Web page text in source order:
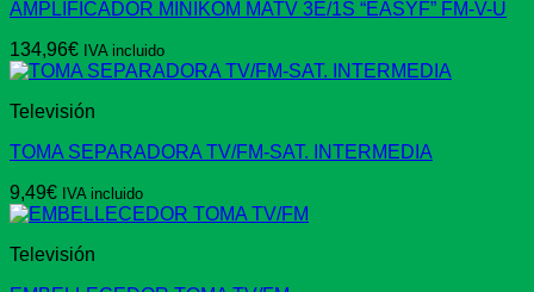
AMPLIFICADOR MINIKOM MATV 3E/1S “EASYF” FM-V-U
134,96€ IVA incluido
Televisión
TOMA SEPARADORA TV/FM-SAT. INTERMEDIA
9,49€ IVA incluido
Televisión